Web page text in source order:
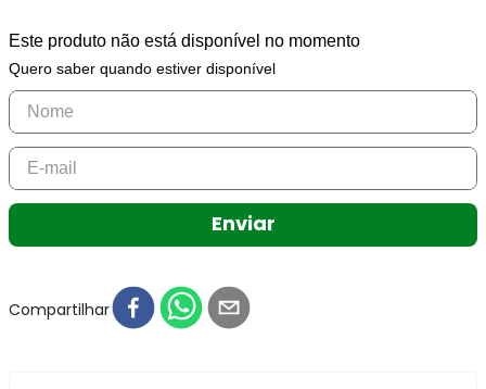
Este produto não está disponível no momento
Quero saber quando estiver disponível
Enviar
Compartilhar